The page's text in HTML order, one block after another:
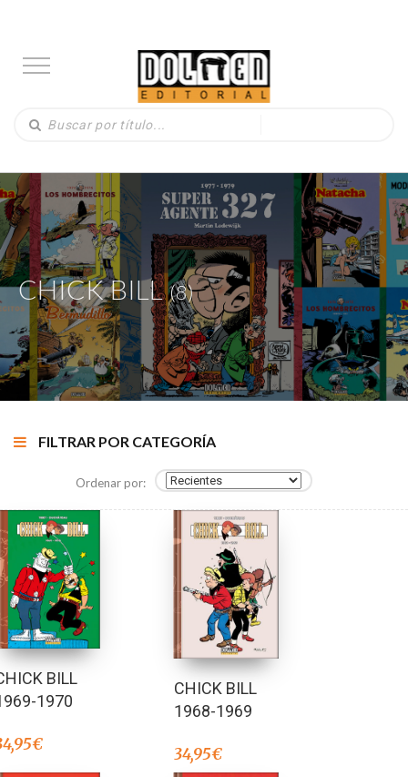
CHICK BILL(8)
FILTRAR POR CATEGORÍA
Ordenar por:
BILL
1970
€
CHICK BILL
1968-1969
34,95€